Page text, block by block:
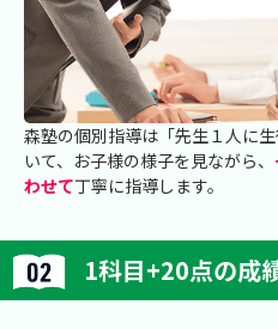
森塾の個別指導は「先生１人に
いて、お子様の様子を見ながら、
わせて丁寧に指導します。
1科目+20点の成